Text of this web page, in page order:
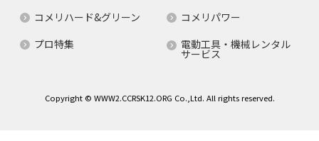
コメリハード&グリーン
コメリパワー
プロ特集
電動工具・機械レンタル
サービス
Copyright © WWW2.CCRSK12.ORG Co.,Ltd. All rights reserved.